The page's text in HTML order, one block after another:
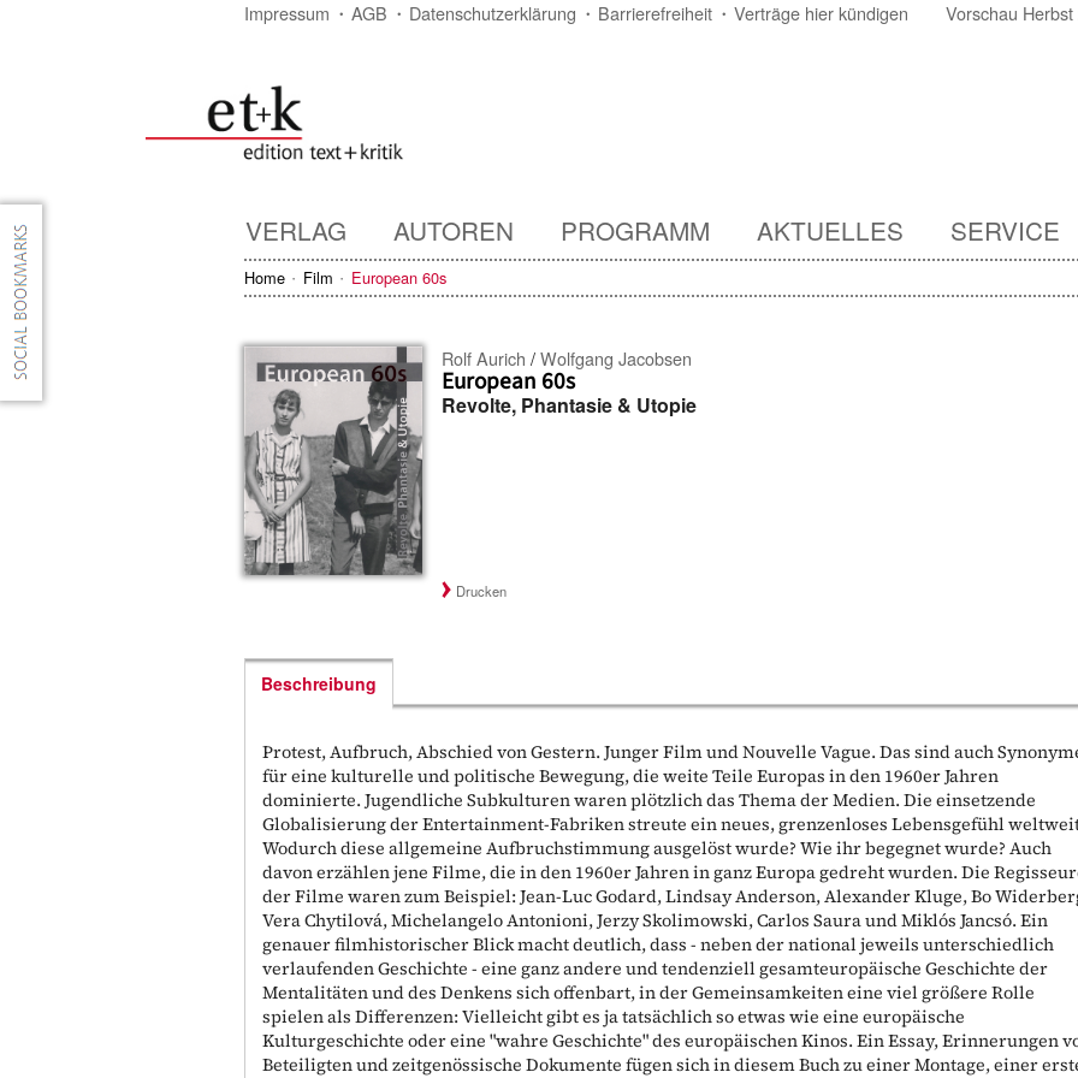
Impressum AGB Datenschutzerklärung Barrierefreiheit Verträge hier kündigen Vorschau
VERLAG AUTOREN PROGRAMM AKTUELLES SERVICE
Home Film European 60s
Rolf Aurich /Wolfgang Jacobsen
European 60s
Revolte, Phantasie & Utopie
Drucken
Beschreibung
Protest, Aufbruch, Abschied von Gestern. Junger Film und Nouvelle Vague. Das sind auch
für eine kulturelle und politische Bewegung, die weite Teile Europas in den 1960er Jahren
dominierte. Jugendliche Subkulturen waren plötzlich das Thema der Medien. Die einsetzende
Globalisierung der Entertainment-Fabriken streute ein neues, grenzenloses Lebensgefühl
Wodurch diese allgemeine Aufbruchstimmung ausgelöst wurde? Wie ihr begegnet wurde? Auch
davon erzählen jene Filme, die in den 1960er Jahren in ganz Europa gedreht wurden. Die
der Filme waren zum Beispiel: Jean-Luc Godard, Lindsay Anderson, Alexander Kluge, Bo
Vera Chytilová, Michelangelo Antonioni, Jerzy Skolimowski, Carlos Saura und Miklós Jancsó. Ein
genauer filmhistorischer Blick macht deutlich, dass - neben der national jeweils unterschiedlich
verlaufenden Geschichte - eine ganz andere und tendenziell gesamteuropäische Geschichte der
Mentalitäten und des Denkens sich offenbart, in der Gemeinsamkeiten eine viel größere Rolle
spielen als Differenzen: Vielleicht gibt es ja tatsächlich so etwas wie eine europäische
Kulturgeschichte oder eine "wahre Geschichte" des europäischen Kinos. Ein Essay, Erinnerungen
Beteiligten und zeitgenössische Dokumente fügen sich in diesem Buch zu einer Montage, einer